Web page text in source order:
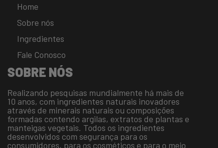
Home
Sobre nós
Ingredientes
Fale Conosco
SOBRE NÓS
Realizando pesquisas mundialmente há mais de
10 anos, com ingredientes naturais inovadores
através de minerais naturais ou composições
formadas contendo argilas, extratos de plantas e
manteigas vegetais. Todos os ingredientes
desenvolvidos com segurança para os
consumidores, para os cosméticos e para o meio